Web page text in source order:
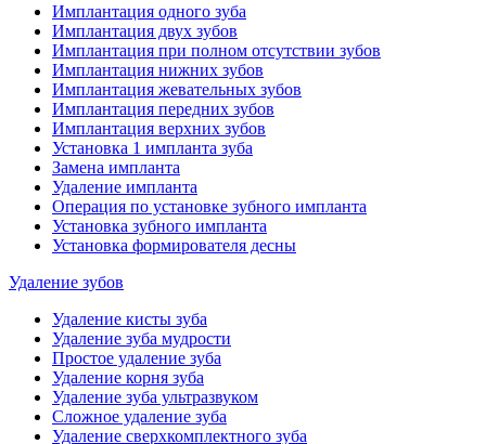
Имплантация одного зуба
Имплантация двух зубов
Имплантация при полном отсутствии зубов
Имплантация нижних зубов
Имплантация жевательных зубов
Имплантация передних зубов
Имплантация верхних зубов
Установка 1 импланта зуба
Замена импланта
Удаление импланта
Операция по установке зубного импланта
Установка зубного импланта
Установка формирователя десны
Удаление зубов
Удаление кисты зуба
Удаление зуба мудрости
Простое удаление зуба
Удаление корня зуба
Удаление зуба ультразвуком
Сложное удаление зуба
Удаление сверхкомплектного зуба